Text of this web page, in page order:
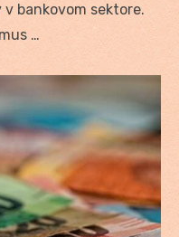
bankovom sektore.
…